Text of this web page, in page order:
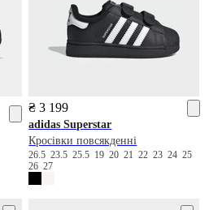
₴ 3 199
adidas Superstar
Кросівки повсякденні
26.523.525.5 19202122232425
2627